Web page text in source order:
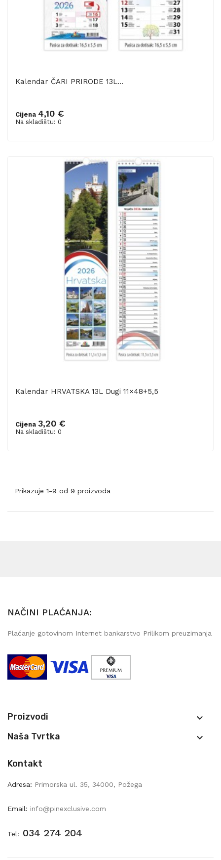
Kalendar ČARI PRIRODE 13L...
Cijena 4,10 €
Na skladištu: 0
Kalendar HRVATSKA 13L Dugi 11×48+5,5
Cijena 3,20 €
Na skladištu: 0
Prikazuje 1-9 od 9 proizvoda
NAČINI PLAĆANJA:
Plaćanje gotovinom Internet bankarstvo Prilikom preuzimanja
Proizvodi 
Naša Tvrtka 
Kontakt
Adresa: Primorska ul. 35, 34000, Požega
Email: info@pinexclusive.com
Tel: 034 274 204